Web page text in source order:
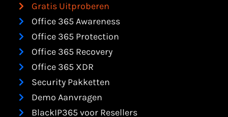
Gratis Uitproberen
Office 365 Awareness
Office 365 Protection
Office 365 Recovery
Office 365 XDR
Security Pakketten
Demo Aanvragen
BlackIP365 voor Resellers